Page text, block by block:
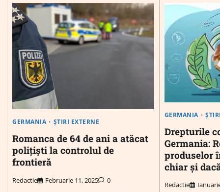
GERMANIA ȘTIRI EXTERNE
Romanca de 64 de ani a atăcat
polițiști la controlul de
frontieră
Redactie Februarie 11, 2025 0
GERMANIA
Drepturile
Germania:
produselor
chiar și
Redactie